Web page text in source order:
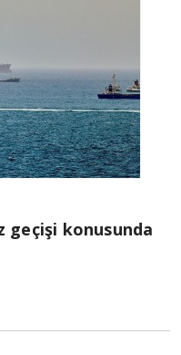
geçişi konusunda